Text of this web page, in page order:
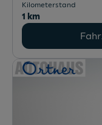
Kilometerstand
1 km